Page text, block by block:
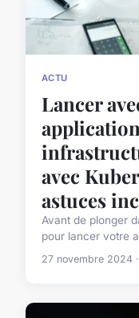
ACTU
Lancer
avec
astuces
Avant de plonger
pour lancer votre
27 novembre 2024